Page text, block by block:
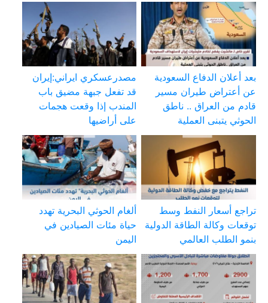
بعد أعلان الدفاع السعودية
عن أعتراض طيران مسير
قادم من العراق .. ناطق
الحوثي يتبنى العملية
مصدرعسكري ايراني:إيران
قد تفعل جبهة مضيق باب
المندب إذا وقعت هجمات
على أراضيها
تراجع أسعار النفط وسط
توقعات وكالة الطاقة الدولية
بنمو الطلب العالمي
ألغام الحوثي البحرية تهدد
حياة مئات الصيادين في
اليمن